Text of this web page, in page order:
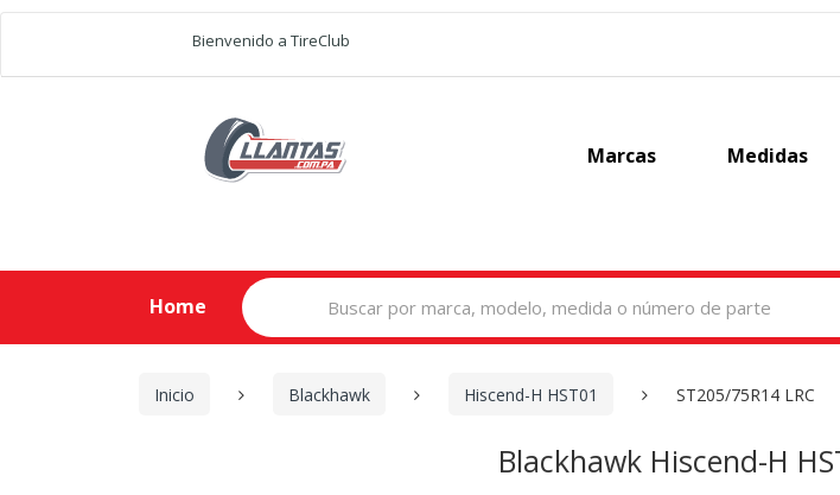
Bienvenido a TireClub
Marcas Medidas
Home
Search
for:
Inicio Blackhawk Hiscend-H HST01 ST205/75R14 LRC
Blackhawk Hiscend-H